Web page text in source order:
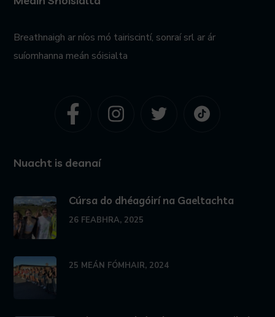
Breathnaigh ar níos mó tairiscintí, sonraí srl ar ár
suíomhanna meán sóisialta
Nuacht is deanaí
Cúrsa do dhéagóirí na Gaeltachta
26 FEABHRA, 2025
25 MEÁN FÓMHAIR, 2024